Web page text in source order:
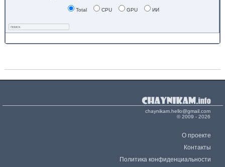
Total CPU GPU ИИ
chaynikam.hello@gmail.com
© 2009 - 2026
О проекте
Контакты
Политика конфиденциальности